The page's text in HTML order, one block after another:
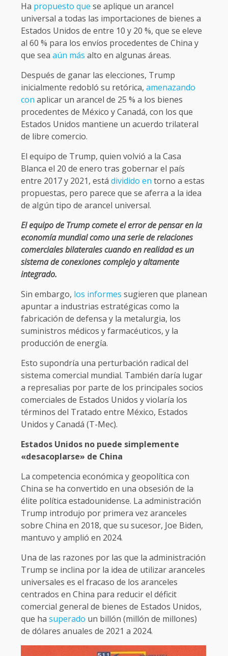
Ha propuesto que se aplique un arancel
universal a todas las importaciones de bienes a
Estados Unidos de entre 10 y 20 %, que se eleve
al 60 % para los envíos procedentes de China y
que sea aún más alto en algunas áreas.
Después de ganar las elecciones, Trump
inicialmente redobló su retórica, amenazando
con aplicar un arancel de 25 % a los bienes
procedentes de México y Canadá, con los que
Estados Unidos mantiene un acuerdo trilateral
de libre comercio.
El equipo de Trump, quien volvió a la Casa
Blanca el 20 de enero tras gobernar el país
entre 2017 y 2021, está dividido en torno a estas
propuestas, pero parece que se aferra a la idea
de algún tipo de arancel universal.
El equipo de Trump comete el error de pensar en la
economía mundial como una serie de relaciones
comerciales bilaterales cuando en realidad es un
sistema de conexiones complejo y altamente
integrado.
Sin embargo, los informes sugieren que planean
apuntar a industrias estratégicas como la
fabricación de defensa y la metalurgia, los
suministros médicos y farmacéuticos, y la
producción de energía.
Esto supondría una perturbación radical del
sistema comercial mundial. También daría lugar
a represalias por parte de los principales socios
comerciales de Estados Unidos y violaría los
términos del Tratado entre México, Estados
Unidos y Canadá (T-Mec).
Estados Unidos no puede simplemente
«desacoplarse» de China
La competencia económica y geopolítica con
China se ha convertido en una obsesión de la
élite política estadounidense. La administración
Trump introdujo por primera vez aranceles
sobre China en 2018, que su sucesor, Joe Biden,
mantuvo y amplió en 2024.
Una de las razones por las que la administración
Trump se inclina por la idea de utilizar aranceles
universales es el fracaso de los aranceles
centrados en China para reducir el déficit
comercial general de bienes de Estados Unidos,
que ha superado un billón (millón de millones)
de dólares anuales de 2021 a 2024.